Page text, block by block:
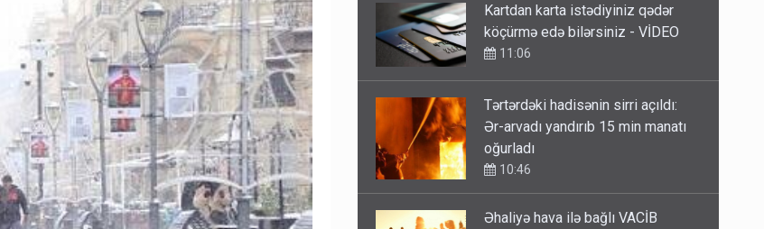
Tərtərdəki hadisənin sirri açıldı:
Ər-arvadı yandırıb 15 min manatı
oğurladı
Əhaliyə hava ilə bağlı VACİB
XƏBƏRDARLIQ - Saat 11:00-dan…
09:15
ŞOK! David Seliverstov ölkədən